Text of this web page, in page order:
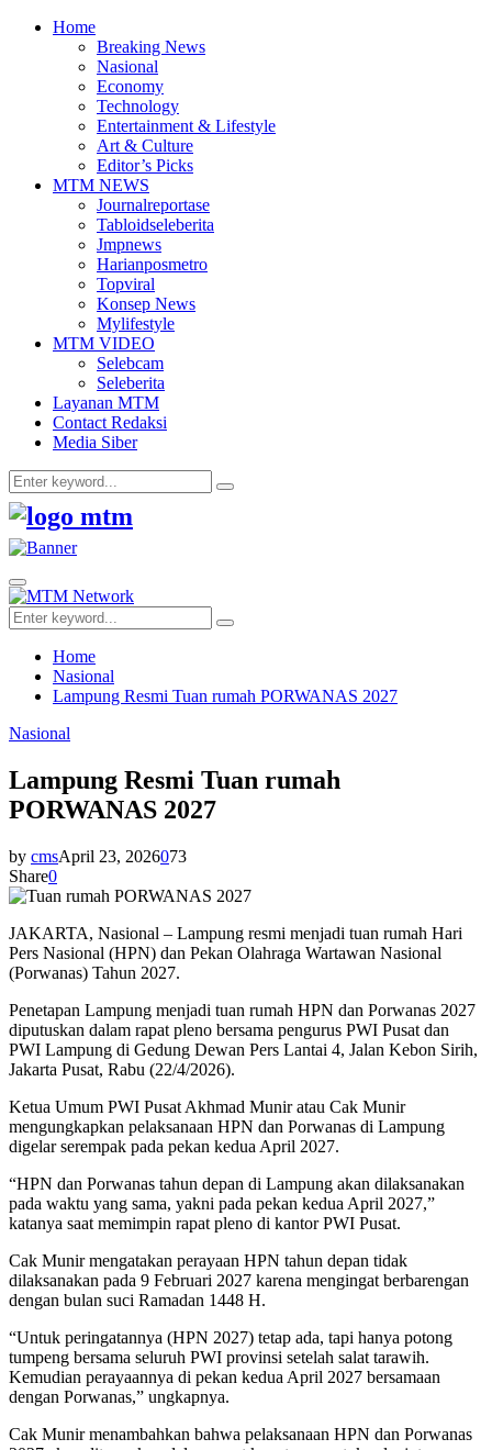
Home
Breaking News
Nasional
Economy
Technology
Entertainment & Lifestyle
Art & Culture
Editor’s Picks
MTM NEWS
Journalreportase
Tabloidseleberita
Jmpnews
Harianposmetro
Topviral
Konsep News
Mylifestyle
MTM VIDEO
Selebcam
Seleberita
Layanan MTM
Contact Redaksi
Media Siber
Search
for:
Search
Facebook
Twitter
Youtube
Primary
Menu
Search
for:
Search
Home
Nasional
Lampung Resmi Tuan rumah PORWANAS 2027
Nasional
Lampung Resmi Tuan rumah
PORWANAS 2027
by cmsApril 23, 2026073
Share0
JAKARTA, Nasional – Lampung resmi menjadi tuan rumah Hari
Pers Nasional (HPN) dan Pekan Olahraga Wartawan Nasional
(Porwanas) Tahun 2027.
Penetapan Lampung menjadi tuan rumah HPN dan Porwanas 2027
diputuskan dalam rapat pleno bersama pengurus PWI Pusat dan
PWI Lampung di Gedung Dewan Pers Lantai 4, Jalan Kebon Sirih,
Jakarta Pusat, Rabu (22/4/2026).
Ketua Umum PWI Pusat Akhmad Munir atau Cak Munir
mengungkapkan pelaksanaan HPN dan Porwanas di Lampung
digelar serempak pada pekan kedua April 2027.
“HPN dan Porwanas tahun depan di Lampung akan dilaksanakan
pada waktu yang sama, yakni pada pekan kedua April 2027,”
katanya saat memimpin rapat pleno di kantor PWI Pusat.
Cak Munir mengatakan perayaan HPN tahun depan tidak
dilaksanakan pada 9 Februari 2027 karena mengingat berbarengan
dengan bulan suci Ramadan 1448 H.
“Untuk peringatannya (HPN 2027) tetap ada, tapi hanya potong
tumpeng bersama seluruh PWI provinsi setelah salat tarawih.
Kemudian perayaannya di pekan kedua April 2027 bersamaan
dengan Porwanas,” ungkapnya.
Cak Munir menambahkan bahwa pelaksanaan HPN dan Porwanas